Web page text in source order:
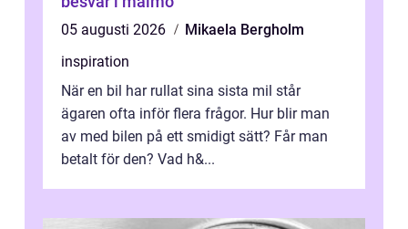
05 augusti 2026
Mikaela Bergholm
inspiration
När en bil har rullat sina sista mil står
ägaren ofta inför flera frågor. Hur blir man
av med bilen på ett smidigt sätt? Får man
betalt för den? Vad h&...